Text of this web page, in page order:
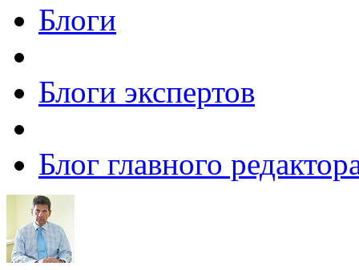
Блоги
Блоги экспертов
Блог главного